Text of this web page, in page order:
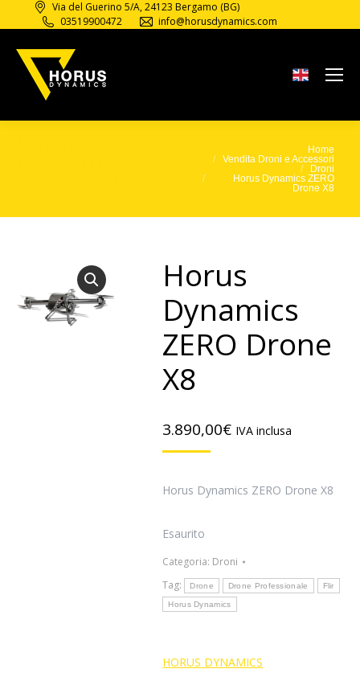
Via del Guerino 5/A, 24123 Bergamo (BG)
03519900472
info@horusdynamics.com
Tu sei qui:
Home
Vendita Droni e Accessori
Droni
Horus Dynamics ZERO
Drone X8
Horus
Dynamics
ZERO Drone
X8
3.890,00€ IVA inclusa
Horus Dynamics ZERO Drone X8
Esaurito
Categoria: Droni
Tag:
Drone Drone Professionale Flir
Horus Dynamics
HORUS DYNAMICS